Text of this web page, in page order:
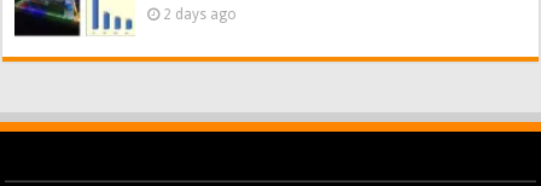
2 days ago